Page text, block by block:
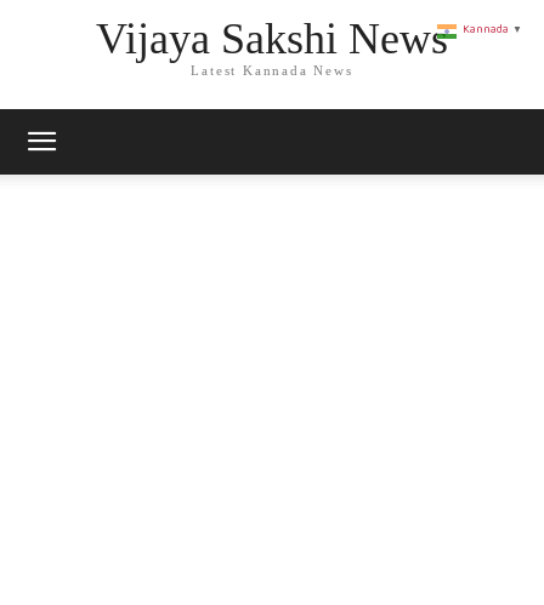
Vijaya Sakshi News
Latest Kannada News
Kannada ▼